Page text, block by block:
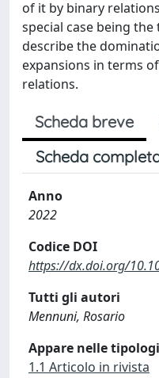
of it by binary
special case being
describe the
expansions in terms
relations.
Scheda breve
Scheda
Anno
2022
Codice DOI
https://dx.doi.org/
Tutti gli autori
Mennuni, Rosario
Appare nelle
1.1 Articolo in rivista